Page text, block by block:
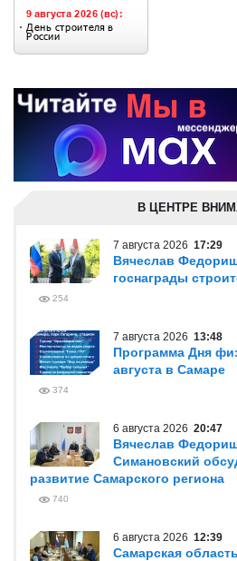
В ЦЕНТРЕ
7 августа 2026 17:29
Вячеслав
госнаграды
254
7 августа 2026 13:48
Программа Дня
августа в Самаре
374
6 августа 2026 20:47
Вячеслав
Симановский
развитие Самарского региона
740
6 августа 2026 12:39
Самарская